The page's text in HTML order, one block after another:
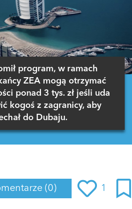
program, w ramach
ZEA mogą otrzymać
ponad 3 tys. zł jeśli uda
kogoś z zagranicy, aby
do Dubaju.
(0) 1